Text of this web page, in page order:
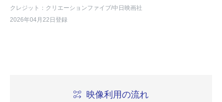
クレジット：クリエーションファイブ/中日映画社
2026年04月22日登録
映像利用の流れ